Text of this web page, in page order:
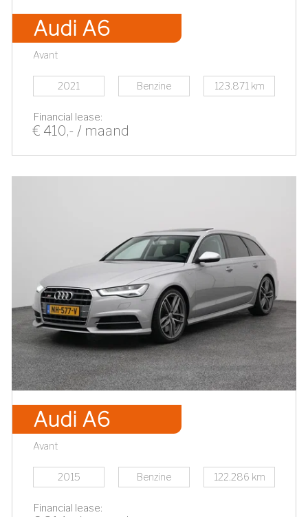
Audi A6
Avant
2021 Benzine 123.871 km
Financial lease:
€ 410,- / maand
Audi A6
Avant
2015 Benzine 122.286 km
Financial lease: